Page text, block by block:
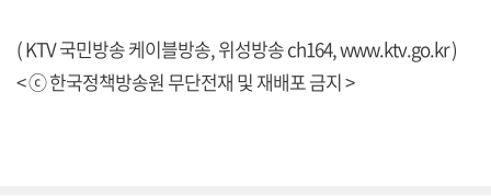
( KTV 국민방송 케이블방송, 위성방송 ch164,www.ktv.go.kr)
< ⓒ 한국정책방송원 무단전재 및 재배포 금지 >